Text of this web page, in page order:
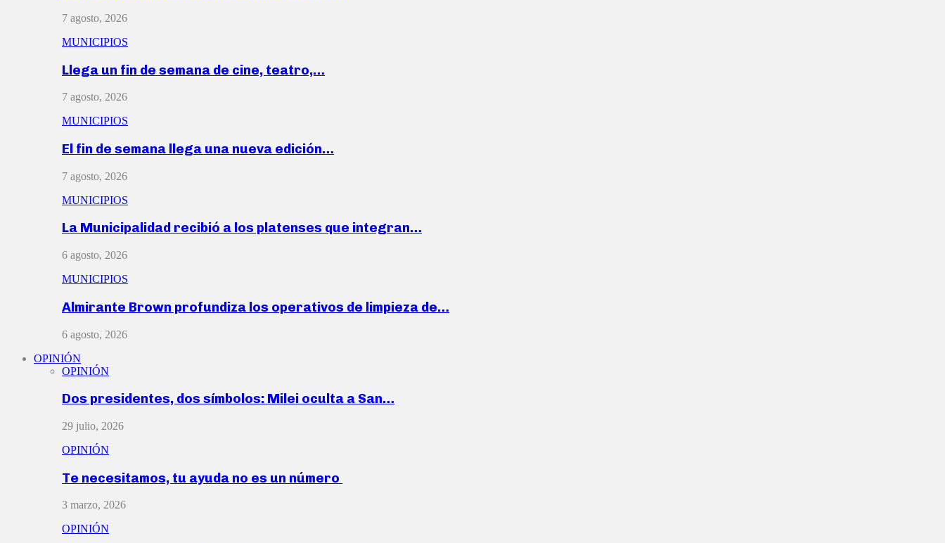
7 agosto, 2026
MUNICIPIOS
Llega un fin de semana de cine, teatro,…
7 agosto, 2026
MUNICIPIOS
El fin de semana llega una nueva edición…
7 agosto, 2026
MUNICIPIOS
La Municipalidad recibió a los platenses que integran…
6 agosto, 2026
MUNICIPIOS
Almirante Brown profundiza los operativos de limpieza de…
6 agosto, 2026
OPINIÓN
OPINIÓN
Dos presidentes, dos símbolos: Milei oculta a San…
29 julio, 2026
OPINIÓN
Te necesitamos, tu ayuda no es un número
3 marzo, 2026
OPINIÓN